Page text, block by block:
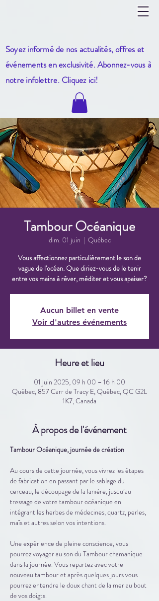
Soyez informé de nos actualités, offres et
événements en exclusivité. Abonnez-vous à
notre infolettre. Cliquez ici!
Tambour Océanique
dim. 01 juin
  |
Québec
Vous affectionnez particulièrement le son de
vague de l'océan. Que diriez-vous de le tenir
entre vos mains à rêver, méditer et vous apaiser?
Aucun billet en vente
Voir d'autres événements
Heure et lieu
01 juin 2025, 09 h 00 – 16 h 00
Québec, 857 Carr de Tracy E, Québec, QC G2L
1K7, Canada
À propos de l'événement
Tambour Océanique, journée de création
Au cours de cette journée, vous vivrez les étapes
de fabrication en passant par le sablage du
cerceau, le découpage de la lanière, jusqu’au
tressage de votre tambour océanique en
intégrant les herbes de médecines, quartz, perles,
maïs et autres selon vos intentions.
Une expérience de pleine conscience, vous
pourrez voyager au son du Tambour chamanique
dans la journée. Vous repartez avec votre
nouveau tambour et après quelques jours vous
pourrez entendre le doux chant de la mer au bout
de vos doigts.